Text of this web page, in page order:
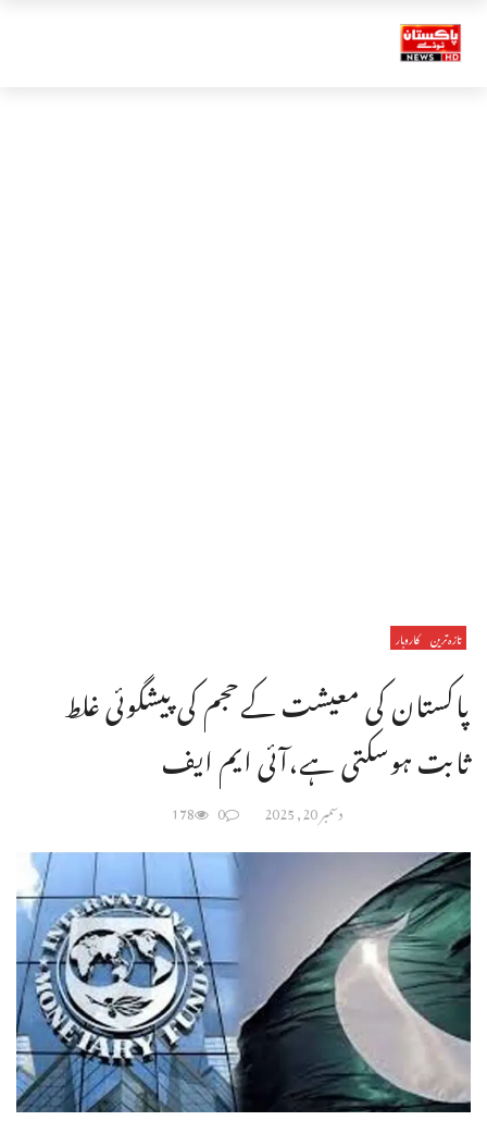
تازہ ترین کاروبار
پاکستان کی معیشت کےحجم کی پیشگوئی غلط
ثابت ہوسکتی ہے،آئی ایم ایف
دسمبر 20, 2025 0
178